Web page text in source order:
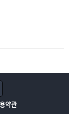
약관